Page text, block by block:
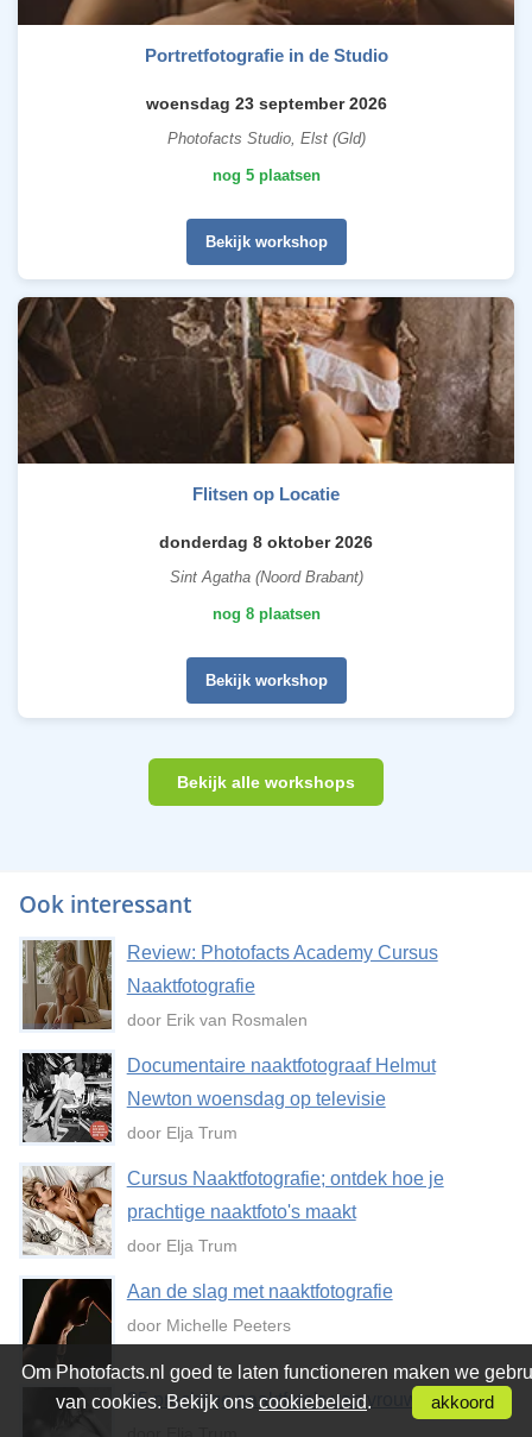
Portretfotografie in de Studio
woensdag 23 september 2026
Photofacts Studio, Elst (Gld)
nog 5 plaatsen
Bekijk workshop
Flitsen op Locatie
donderdag 8 oktober 2026
Sint Agatha (Noord Brabant)
nog 8 plaatsen
Bekijk workshop
Bekijk alle workshops
Ook interessant
Review: Photofacts Academy Cursus
Naaktfotografie
door Erik van Rosmalen
Documentaire naaktfotograaf Helmut
Newton woensdag op televisie
door Elja Trum
Cursus Naaktfotografie; ontdek hoe je
prachtige naaktfoto's maakt
door Elja Trum
Aan de slag met naaktfotografie
door Michelle Peeters
35 prachtige naaktfoto's van vrouwen
Om Photofacts.nl goed te laten functioneren maken we
van cookies. Bekijk ons cookiebeleid. akkoord